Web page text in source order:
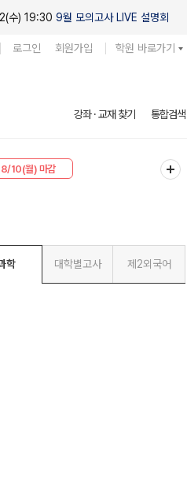
수) 19:30 9월 모의고사 LIVE 설명회
로그인 회원가입 학원 바로가기
강좌 · 교재 찾기 통합검색
8/10(월) 마감
학 대학별고사 제2외국어